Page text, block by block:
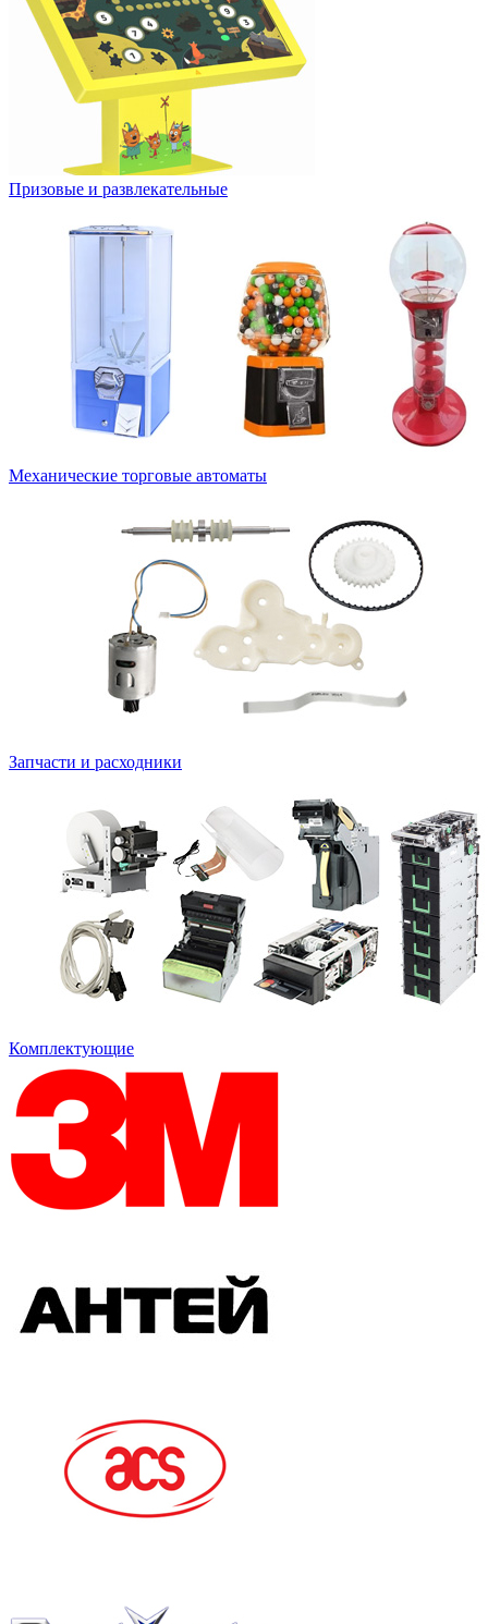
Призовые и развлекательные
Механические торговые автоматы
Запчасти и расходники
Комплектующие